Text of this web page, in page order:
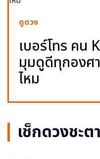
ดูดวง
เบอร์โทร คน
มุมดูดีทุกองศ
ไหม
เช็กดวงชะตา